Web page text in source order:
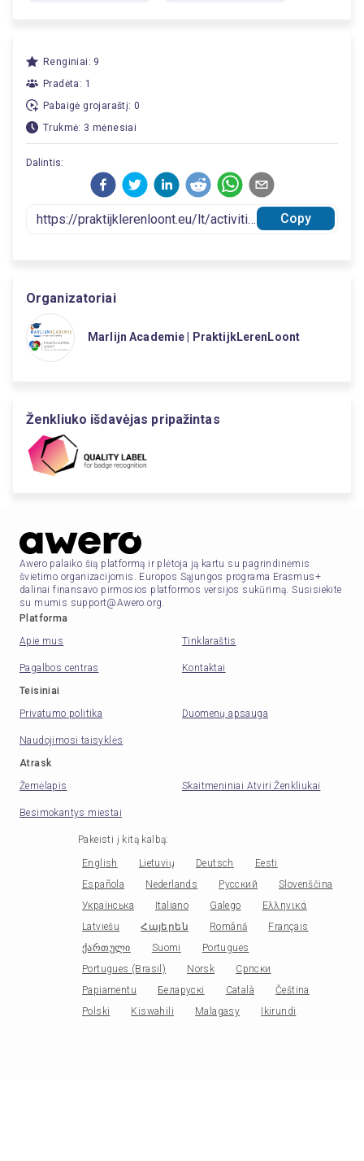
Renginiai: 9
Pradėta: 1
Pabaigė grojaraštį: 0
Trukmė: 3 mėnesiai
Dalintis:
Copy
Organizatoriai
Marlijn Academie | PraktijkLerenLoont
Ženkliuko išdavėjas pripažintas
Awero palaiko šią platformą ir plėtoja ją kartu su pagrindinėmis
švietimo organizacijomis. Europos Sąjungos programa Erasmus+
dalinai finansavo pirmosios platformos versijos sukūrimą. Susisiekite
su mumis support@Awero.org.
Platforma
Apie mus
Tinklaraštis
Pagalbos centras
Kontaktai
Teisiniai
Privatumo politika
Duomenų apsauga
Naudojimosi taisyklės
Atrask
Žemėlapis
Skaitmeniniai Atviri Ženkliukai
Besimokantys miestai
Pakeisti į kitą kalbą:
English Lietuvių Deutsch
Eesti
Española
Nederlands Русский
Slovenščina
Українська
Italiano Galego
Ελληνικά
Latviešu
Հայերեն Română
Français
ქართული
Suomi
Portugues
Portugues (Brasil)
Norsk
Српски
Papiamentu
Беларускі Català
Čeština
Polski
Kiswahili Malagasy Ikirundi